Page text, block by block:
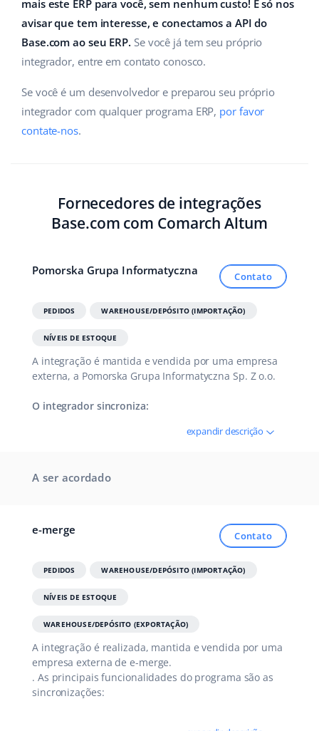
Automação do fluxo de trabalho
Base Connect
IA para ecommerce
Base Analytics
Produtos infantis
Peças automotivas
Supermercado
Ajuda
Academy
Serviços
Calculadora de benefícios
Colaboração e parcerias
Parceiros Base
Contato
english (US)
english (GB)
čeština
español (AR)
Français
Italiano
polski
português (BR)
română
mais este ERP para você, sem nenhum custo! É só nos
avisar que tem interesse, e conectamos a API do
Base.com ao seu ERP. Se você já tem seu próprio
integrador, entre em contato conosco.
Se você é um desenvolvedor e preparou seu próprio
integrador com qualquer programa ERP, por favor
contate-nos.
Fornecedores de integrações
Base.com com Comarch Altum
Pomorska Grupa Informatyczna Contato
PEDIDOS WAREHOUSE/DEPÓSITO (IMPORTAÇÃO)
NÍVEIS DE ESTOQUE
A integração é mantida e vendida por uma empresa
externa, a Pomorska Grupa Informatyczna Sp. Z o.o.
O integrador sincroniza:
expandir descrição
A ser acordado
e-merge Contato
PEDIDOS WAREHOUSE/DEPÓSITO (IMPORTAÇÃO)
NÍVEIS DE ESTOQUE
WAREHOUSE/DEPÓSITO (EXPORTAÇÃO)
A integração é realizada, mantida e vendida por uma
empresa externa de e-merge.
. As principais funcionalidades do programa são as
sincronizações: